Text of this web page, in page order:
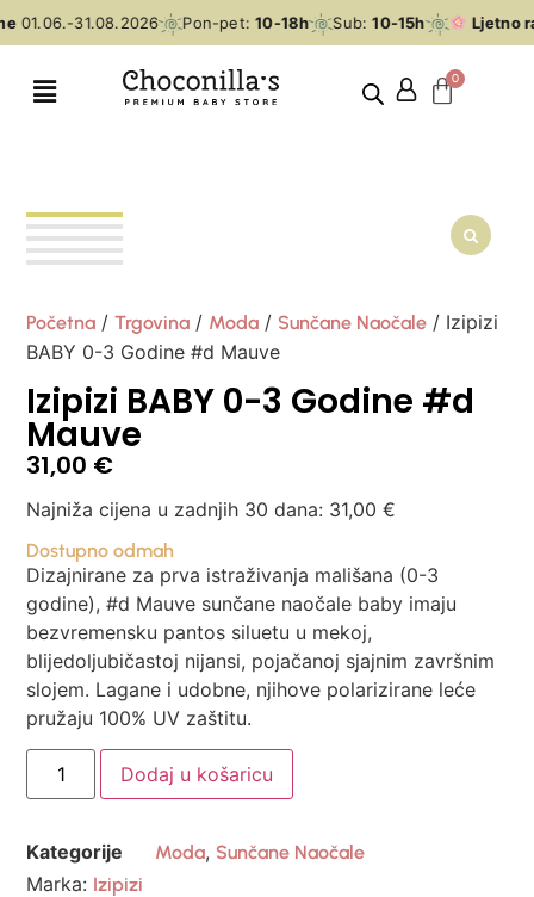
01.06.-31.08.2026 Pon-pet:10-18h Sub:10-15h Ljetno
Početna /Trgovina / Moda / Sunčane Naočale / Izipizi
BABY 0-3 Godine #d Mauve
Izipizi BABY 0-3 Godine #d
Mauve
31,00 €
Najniža cijena u zadnjih 30 dana: 31,00€
Dostupno odmah
Dizajnirane za prva istraživanja mališana (0-3
godine), #d Mauve sunčane naočale baby imaju
bezvremensku pantos siluetu u mekoj,
blijedoljubičastoj nijansi, pojačanoj sjajnim završnim
slojem. Lagane i udobne, njihove polarizirane leće
pružaju 100% UV zaštitu.
Dodaj u košaricu
Kategorije Moda, Sunčane Naočale
Marka: Izipizi